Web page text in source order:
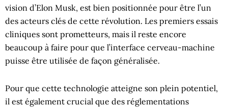
vision d’Elon Musk, est bien positionnée pour être l’un
des acteurs clés de cette révolution. Les premiers essais
cliniques sont prometteurs, mais il reste encore
beaucoup à faire pour que l’interface cerveau-machine
puisse être utilisée de façon généralisée.
Pour que cette technologie atteigne son plein potentiel,
il est également crucial que des réglementations